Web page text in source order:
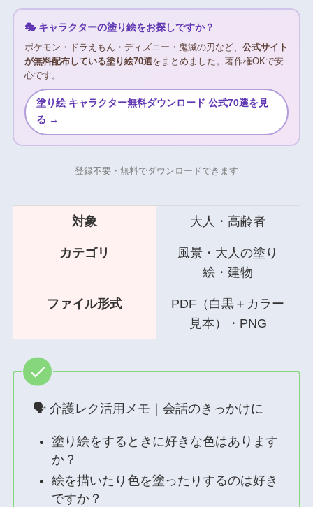
🎭 キャラクターの塗り絵をお探しですか？
ポケモン・ドラえもん・ディズニー・鬼滅の刃など、 公式サイト
が無料配布している塗り絵70選をまとめました。著作権OKで安
心です。
塗り絵 キャラクター無料ダウンロード 公式70選を見
る →
登録不要・無料でダウンロードできます
対象 大人・高齢者
カテゴリ
風景・大人の塗り
絵・建物
ファイル形式
PDF（白黒＋カラー
見本）・PNG
🗣 介護レク活用メモ｜会話のきっかけに
塗り絵をするときに好きな色はあります
か？
絵を描いたり色を塗ったりするのは好き
ですか？